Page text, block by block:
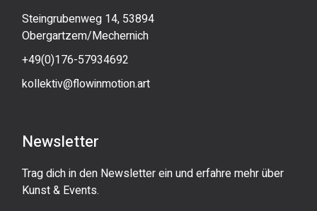
Steingrubenweg 14, 53894
Obergartzem/Mechernich
+49(0)176-57934692
kollektiv@flowinmotion.art
Newsletter
Trag dich in den Newsletter ein und erfahre mehr über
Kunst & Events.